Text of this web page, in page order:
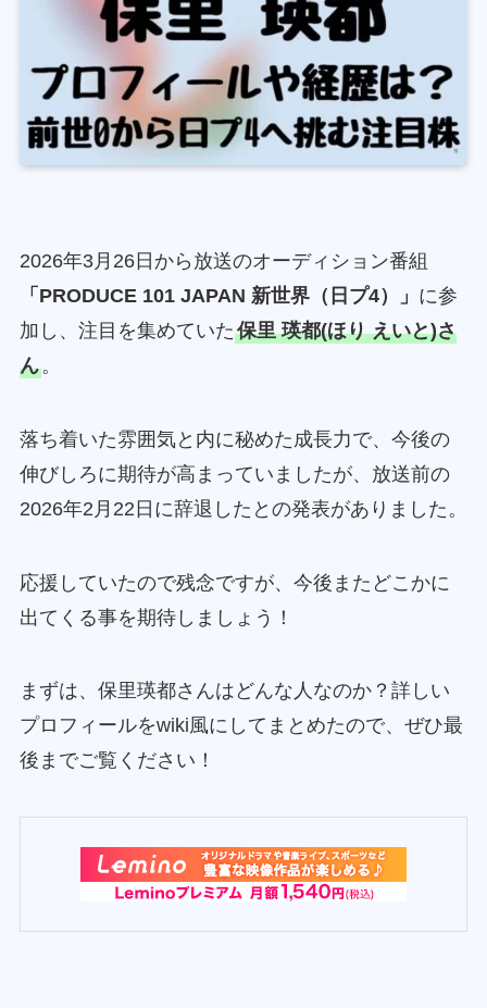
2026年3月26日から放送のオーディション番組
「PRODUCE 101 JAPAN 新世界（日プ4）」 に参
加し、注目を集めていた保里 瑛都(ほり えいと)さ
ん。
落ち着いた雰囲気と内に秘めた成長力で、今後の
伸びしろに期待が高まっていましたが、放送前の
2026年2月22日に辞退したとの発表がありました。
応援していたので残念ですが、今後またどこかに
出てくる事を期待しましょう！
まずは、保里瑛都さんはどんな人なのか？詳しい
プロフィールをwiki風にしてまとめたので、ぜひ最
後までご覧ください！